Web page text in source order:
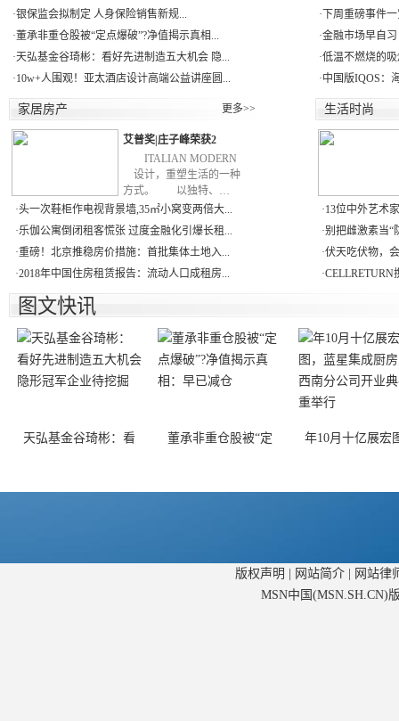
·银保监会拟制定 人身保险销售新规...
·董承非重仓股被“定点爆破”?净值揭示真相...
·天弘基金谷琦彬：看好先进制造五大机会 隐...
·10w+人围观！亚太酒店设计高端公益讲座圆...
· 下周重磅事件
·金融市场早自
·低温不燃烧的
·中国版IQOS：
家居房产 更多>>
艾普奖|庄子峰荣获2
ITALIAN MODERN
设计，重塑生活的一种
方式。 以独特、…
·头一次鞋柜作电视背景墙,35㎡小窝变两倍大...
·乐伽公寓倒闭租客慌张 过度金融化引爆长租...
·重磅！北京推稳房价措施：首批集体土地入...
·2018年中国住房租赁报告：流动人口成租房...
生活时尚
·13位中外艺术
·别把雌激素当“
·伏天吃伏物，
·CELLRETURN
图文快讯
天弘基金谷琦彬：看 董承非重仓股被“定 年10月十亿展宏
版权声明 网站简介|
网站律
MSN中国(MSN.SH.CN)